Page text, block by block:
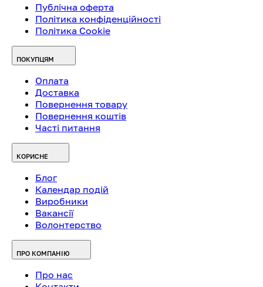
Публічна оферта
Політика конфіденційності
Політика Cookie
ПОКУПЦЯМ
Оплата
Доставка
Повернення товару
Повернення коштів
Часті питання
КОРИСНЕ
Блог
Календар подій
Виробники
Вакансії
Волонтерство
ПРО КОМПАНІЮ
Про нас